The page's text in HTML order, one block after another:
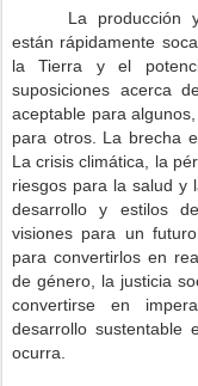
La producción
están rápidamente
la Tierra y el
suposiciones acerca
aceptable para
para otros. La brecha
La crisis climática, la
riesgos para la salud y
desarrollo y estilos
visiones para un
para convertirlos en
de género, la justicia
convertirse en
desarrollo sustentable
ocurra.